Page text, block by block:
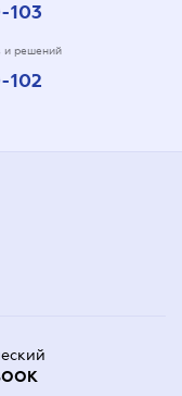
103
и решений
102